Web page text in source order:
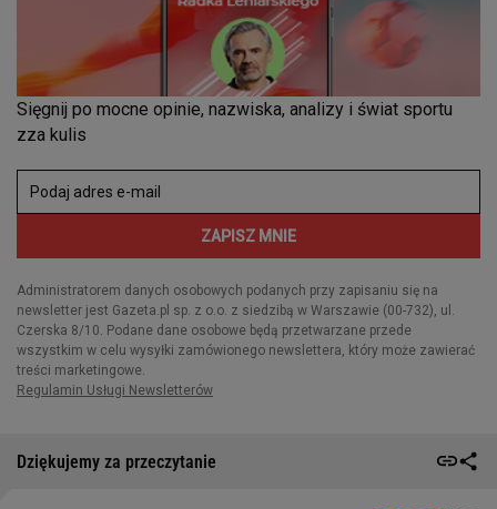
Dziękujemy za przeczytanie